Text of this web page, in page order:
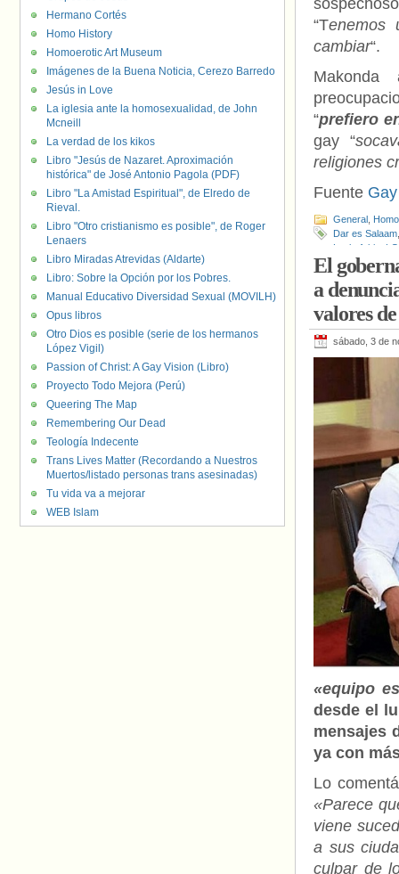
“Tenemos
cambiar“.
Makonda
“prefiero
gay “
religiones
Fuente
General
Dar es Salaam
Lesbofobia
Europa,VIH,
El
a
valores
sábado, 3 de
«equipo
desde el
mensajes
ya con
Lo
«Parece
viene
a sus
culpar de
Hermano Cortés
Homo History
Homoerotic Art Museum
Imágenes de la Buena Noticia, Cerezo Barredo
Jesús in Love
La iglesia ante la homosexualidad, de John
Mcneill
La verdad de los kikos
Libro "Jesús de Nazaret. Aproximación
histórica" de José Antonio Pagola (PDF)
Libro "La Amistad Espiritual", de Elredo de
Rieval.
Libro "Otro cristianismo es posible", de Roger
Lenaers
Libro Miradas Atrevidas (Aldarte)
Libro: Sobre la Opción por los Pobres.
Manual Educativo Diversidad Sexual (MOVILH)
Opus libros
Otro Dios es posible (serie de los hermanos
López Vigil)
Passion of Christ: A Gay Vision (Libro)
Proyecto Todo Mejora (Perú)
Queering The Map
Remembering Our Dead
Teología Indecente
Trans Lives Matter (Recordando a Nuestros
Muertos/listado personas trans asesinadas)
Tu vida va a mejorar
WEB Islam